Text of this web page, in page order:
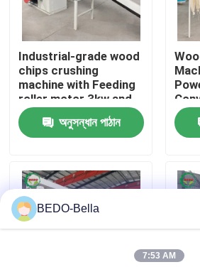
মান নিয়ন্ত্রণ
আমাদের সাথে যোগাযোগ
কাঠ চিপার মেশিন
কাঠ পেষণকারী মেশিন
Industrial-grade wood
chips crushing
machine with Feeding
roller motor 3kw and
Fan Power 11kw
অনুসন্ধান পাঠান
BEDO-Bella
7:53 AM